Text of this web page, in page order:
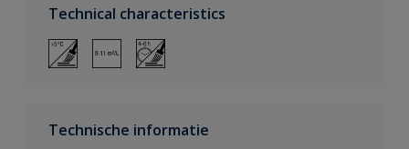
Technical characteristics
Technische informatie